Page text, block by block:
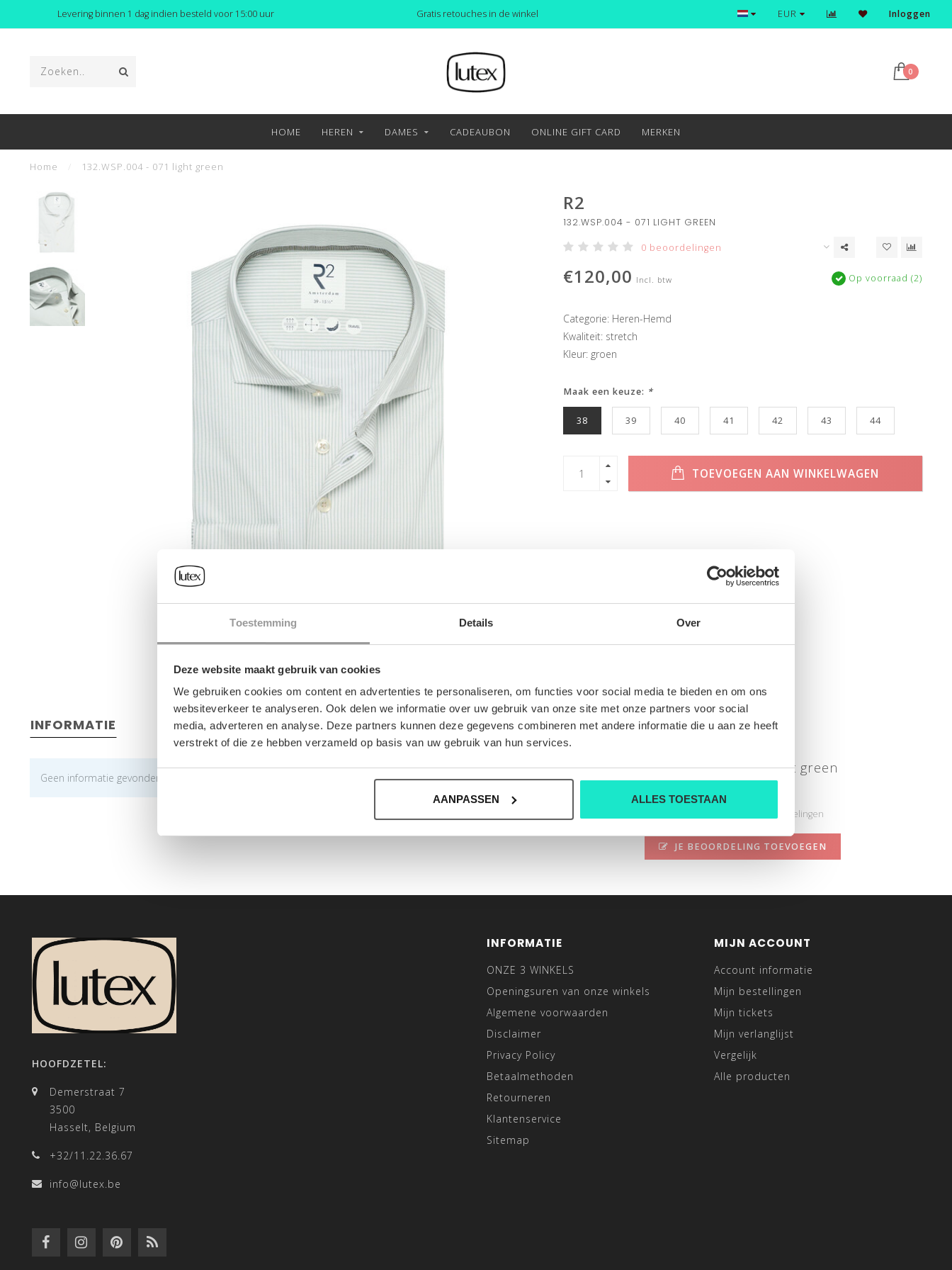
Toestemming Details Over
Deze website maakt gebruik van cookies
We gebruiken cookies om content en advertenties te personaliseren, om functies voor social media te bieden en om ons
websiteverkeer te analyseren. Ook delen we informatie over uw gebruik van onze site met onze partners voor social
media, adverteren en analyse. Deze partners kunnen deze gegevens combineren met andere informatie die u aan ze heeft
verstrekt of die ze hebben verzameld op basis van uw gebruik van hun services.
AANPASSEN ALLES TOESTAAN
Levering binnen 1 dag indien besteld voor 15:00 uur Gratis retouches in de winkel Ontdek en shop de nieuwste trends
EUR Inloggen
0
HOME HEREN DAMES CADEAUBON ONLINE GIFT CARD MERKEN
Home 132.WSP.004 - 071 light green
R2
132.WSP.004 - 071 LIGHT GREEN
0 beoordelingen
€120,00 Incl. btw Op voorraad (2)
Categorie: Heren-Hemd
Kwaliteit: stretch
Kleur: groen
Maak een keuze: *
38 39 40 41 42 43 44
TOEVOEGEN AAN WINKELWAGEN
INFORMATIE
Geen informatie gevonden
132.WSP.004 - 071 light green
Nog niet gewaardeerd
0 sterren op basis van 0 beoordelingen
JE BEOORDELING TOEVOEGEN
HOOFDZETEL:
Demerstraat 7
3500
Hasselt, Belgium
+32/11.22.36.67
info@lutex.be
INFORMATIE
ONZE 3 WINKELS
Openingsuren van onze winkels
Algemene voorwaarden
Disclaimer
Privacy Policy
Betaalmethoden
Retourneren
Klantenservice
Sitemap
MIJN ACCOUNT
Account informatie
Mijn bestellingen
Mijn tickets
Mijn verlanglijst
Vergelijk
Alle producten